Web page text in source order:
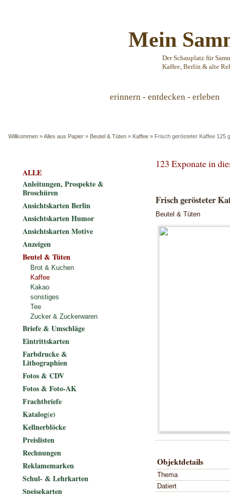
Mein
Der Schauplatz für
Kaffee, Berlin & alte
erinnern - entdecken - erleben
Willkommen »Alles aus Papier » Beutel & Tüten » Kaffee » Frisch gerösteter Kaffee 125
123 Exponate in
Frisch gerösteter
Beutel & Tüten
Objektdetails
Thema
Datiert
ALLE
Anleitungen, Prospekte &
Broschüren
Ansichtskarten Berlin
Ansichtskarten Humor
Ansichtskarten Motive
Anzeigen
Beutel & Tüten
Brot & Kuchen
Kaffee
Kakao
sonstiges
Tee
Zucker & Zuckerwaren
Briefe & Umschläge
Eintrittskarten
Farbdrucke &
Lithographien
Fotos & CDV
Fotos & Foto-AK
Frachtbriefe
Katalog(e)
Kellnerblöcke
Preislisten
Rechnungen
Reklamemarken
Schul- & Lehrkarten
Speisekarten